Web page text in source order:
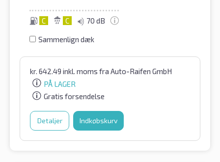
C C 70 dB
Sammenlign dæk
kr. 642.49 inkl. moms fra Auto-Raifen GmbH
PÅ LAGER
Gratis forsendelse
Detaljer Indkøbskurv